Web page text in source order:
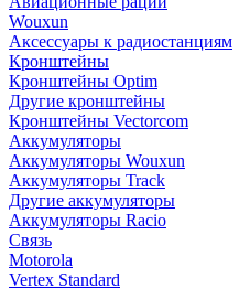
Wouxun
Аксессуары к радиостанциям
Кронштейны
Кронштейны Optim
Другие кронштейны
Кронштейны Vectorcom
Аккумуляторы
Аккумуляторы Wouxun
Аккумуляторы Track
Другие аккумуляторы
Аккумуляторы Racio
Связь
Motorola
Vertex Standard